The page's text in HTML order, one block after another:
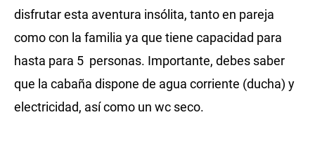
disfrutar esta aventura insólita, tanto en pareja
como con la familia ya que tiene capacidad para
hasta para 5 personas. Importante, debes saber
que la cabaña dispone de agua corriente (ducha) y
electricidad, así como un wc seco.